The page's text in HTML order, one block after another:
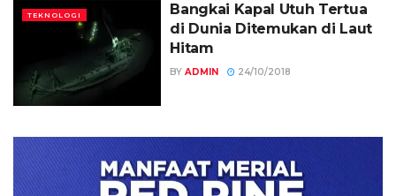
TEKNOLOGI
Bangkai Kapal Utuh Tertua
di Dunia Ditemukan di Laut
Hitam
BY ADMIN 24/10/2018